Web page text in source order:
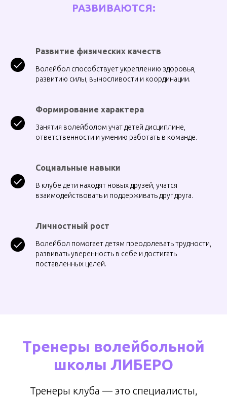
РАЗВИВАЮТСЯ:
Развитие физических качеств
Волейбол способствует укреплению здоровья,
развитию силы, выносливости и координации.
Формирование характера
Занятия волейболом учат детей дисциплине,
ответственности и умению работать в команде.
Социальные навыки
В клубе дети находят новых друзей, учатся
взаимодействовать и поддерживать друг друга.
Личностный рост
Волейбол помогает детям преодолевать трудности,
развивать уверенность в себе и достигать
поставленных целей.
Тренеры волейбольной
школы ЛИБЕРО
Тренеры клуба — это специалисты,